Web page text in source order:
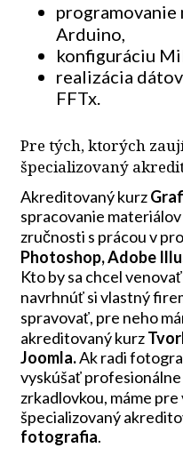
Arduino,
konfiguráciu
realizácia
FFTx.
Pre tých, ktorých
špecializovaný
Akreditovaný kurz
spracovanie
zručnosti s prácou v
Photoshop, Adobe
Kto by sa chcel
navrhnúť si vlastný
spravovať, pre neho
akreditovaný kurz
Joomla.Ak radi
vyskúšať
zrkadlovkou, máme
špecializovaný
fotografia.